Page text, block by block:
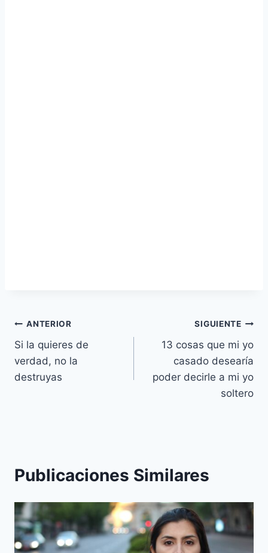
Navegación
de
entradas
ANTERIOR
Si la quieres de
verdad, no la
destruyas
SIGUIENTE
13 cosas que mi yo
casado desearía
poder decirle a mi yo
soltero
Publicaciones Similares